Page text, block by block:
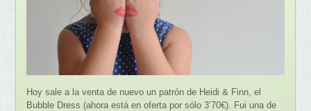
Hoy sale a la venta de nuevo un patrón de Heidi & Finn, el
Bubble Dress (ahora está en oferta por sólo 3’70€). Fui una de